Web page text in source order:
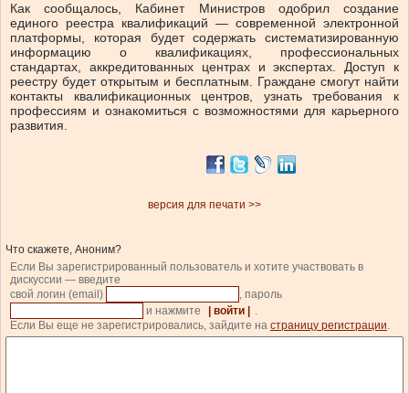
Как сообщалось, Кабинет Министров одобрил создание
единого реестра квалификаций — современной электронной
платформы, которая будет содержать систематизированную
информацию о квалификациях, профессиональных
стандартах, аккредитованных центрах и экспертах. Доступ к
реестру будет открытым и бесплатным. Граждане смогут найти
контакты квалификационных центров, узнать требования к
профессиям и ознакомиться с возможностями для карьерного
развития.
версия для печати >>
Что скажете, Аноним?
Если Вы зарегистрированный пользователь и хотите участвовать в
дискуссии — введите
свой логин (email)
, пароль
и нажмите
| войти |
.
Если Вы еще не зарегистрировались, зайдите на страницу регистрации.